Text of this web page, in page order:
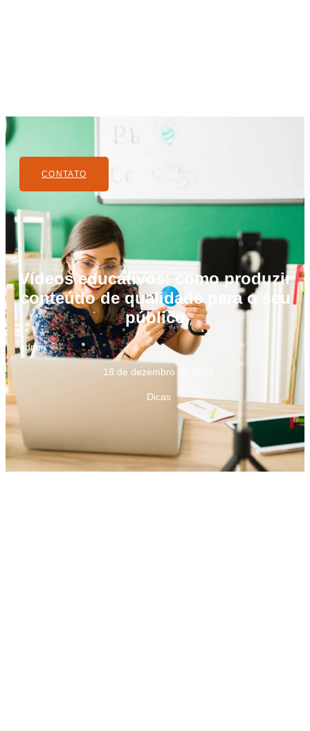
CONTATO
Vídeos educativos: como produzir
conteúdo de qualidade para o seu
público
admin
18 de dezembro de 2023
Dicas